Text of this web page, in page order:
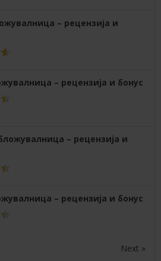
– рецензија и
– рецензија и бонус
– рецензија и
– рецензија и бонус
Next »